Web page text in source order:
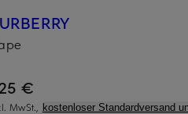
€
MwSt., kostenloser Standardversand